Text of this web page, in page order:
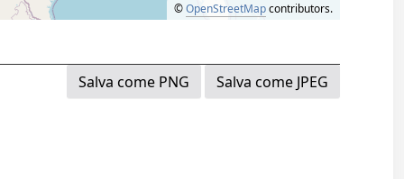
©OpenStreetMapcontributors.
Salva come PNG Salva come JPEG